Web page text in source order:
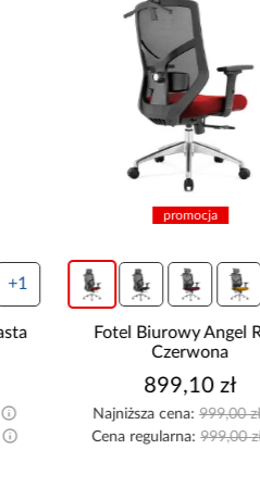
promocja
Fotel Biurowy Angel Rosa
Czerwona
899,10 zł
Najniższa cena:999,00 zł
Cena regularna:999,00 zł